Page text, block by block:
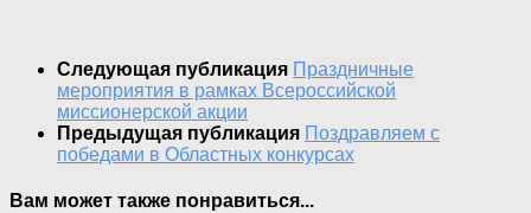
Следующая публикация Праздничные
мероприятия в рамках Всероссийской
миссионерской акции
Предыдущая публикация Поздравляем с
победами в Областных конкурсах
Вам может также понравиться...